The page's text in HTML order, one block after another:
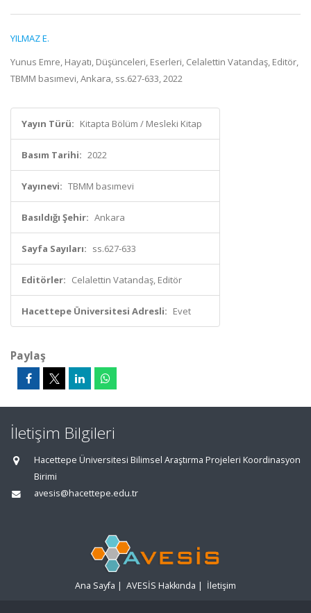
YILMAZ E.
Yunus Emre, Hayatı, Düşünceleri, Eserleri, Celalettin Vatandaş, Editör,
TBMM basımevi, Ankara, ss.627-633, 2022
Yayın Türü: Kitapta Bölüm / Mesleki Kitap
Basım Tarihi: 2022
Yayınevi: TBMM basımevi
Basıldığı Şehir: Ankara
Sayfa Sayıları: ss.627-633
Editörler: Celalettin Vatandaş, Editör
Hacettepe Üniversitesi Adresli: Evet
Paylaş
İletişim Bilgileri
Hacettepe Üniversitesi Bilimsel Araştırma Projeleri Koordinasyon
Birimi
avesis@hacettepe.edu.tr
Ana Sayfa | AVESİS Hakkında | İletişim